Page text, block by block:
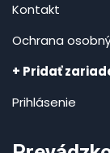
Kontakt
Ochrana
+ Pridať
Prihlásenie